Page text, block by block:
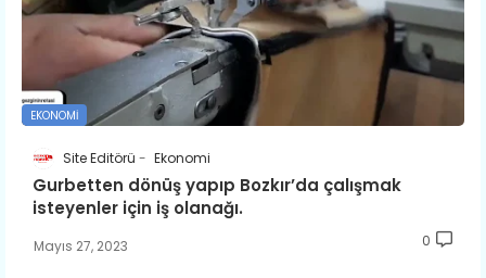
EKONOMI
Site Editörü Ekonomi
Gurbetten dönüş yapıp Bozkır’da çalışmak
isteyenler için iş olanağı.
Mayıs 27, 2023 0